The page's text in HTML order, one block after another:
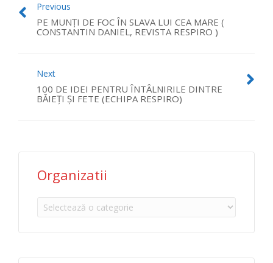
Previous
PE MUNŢI DE FOC ÎN SLAVA LUI CEA MARE (
CONSTANTIN DANIEL, REVISTA RESPIRO )
Next
100 DE IDEI PENTRU ÎNTÂLNIRILE DINTRE
BĂIEŢI ŞI FETE (ECHIPA RESPIRO)
Organizatii
Organizatii